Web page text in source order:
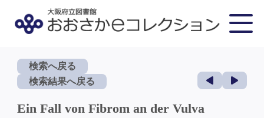
検索へ戻る
検索結果へ戻る
Ein Fall von Fibrom an der Vulva